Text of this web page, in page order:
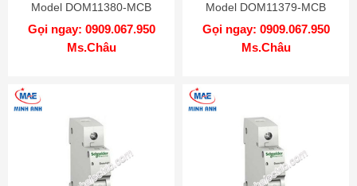
Model DOM11380-MCB
Gọi ngay: 0909.067.950
Ms.Châu
Model DOM11379-MCB
Gọi ngay: 0909.067.950
Ms.Châu